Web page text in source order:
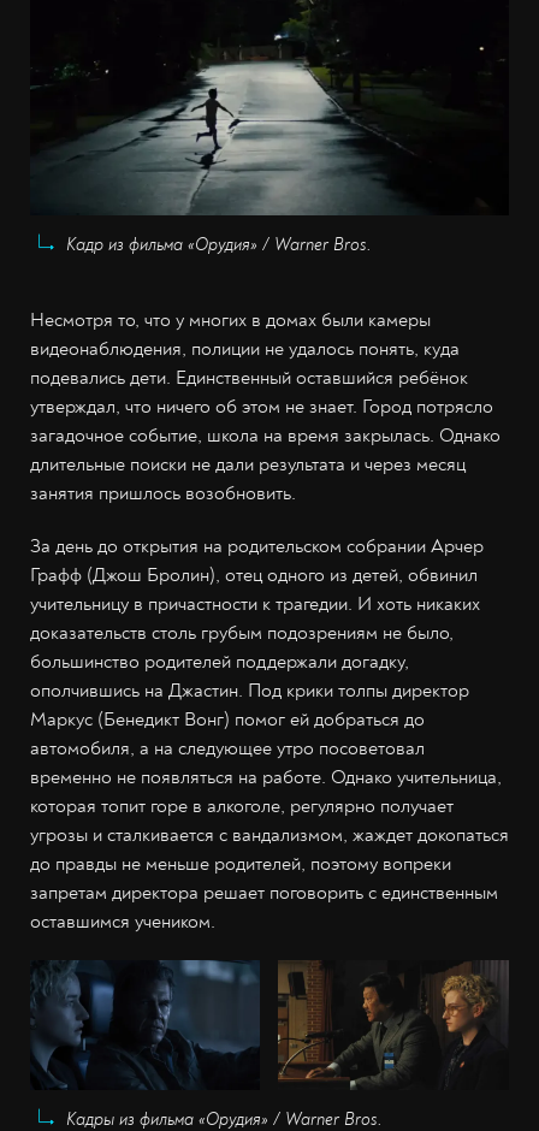
Кадр из фильма «Орудия» / Warner Bros.
Несмотря то, что у многих в домах были камеры
видеонаблюдения, полиции не удалось понять, куда
подевались дети. Единственный оставшийся ребёнок
утверждал, что ничего об этом не знает. Город потрясло
загадочное событие, школа на время закрылась. Однако
длительные поиски не дали результата и через месяц
занятия пришлось возобновить.
За день до открытия на родительском собрании Арчер
Графф (Джош Бролин), отец одного из детей, обвинил
учительницу в причастности к трагедии. И хоть никаких
доказательств столь грубым подозрениям не было,
большинство родителей поддержали догадку,
ополчившись на Джастин. Под крики толпы директор
Маркус (Бенедикт Вонг) помог ей добраться до
автомобиля, а на следующее утро посоветовал
временно не появляться на работе. Однако учительница,
которая топит горе в алкоголе, регулярно получает
угрозы и сталкивается с вандализмом, жаждет докопаться
до правды не меньше родителей, поэтому вопреки
запретам директора решает поговорить с единственным
оставшимся учеником.
Кадры из фильма «Орудия» / Warner Bros.